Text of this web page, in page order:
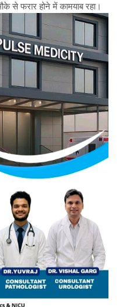
से फरार होने में कामयाब रहा।